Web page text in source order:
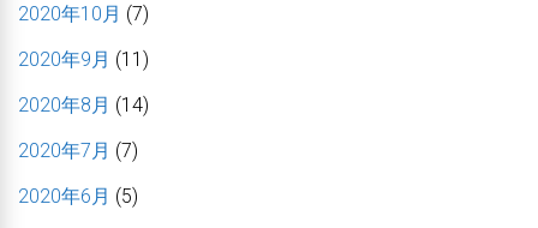
2020年10月 (7)
2020年9月 (11)
2020年8月 (14)
2020年7月 (7)
2020年6月 (5)